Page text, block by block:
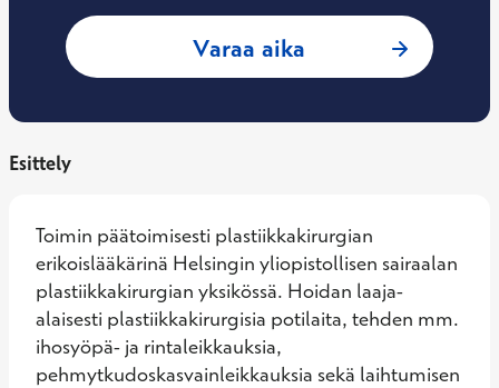
Varaa aika : Juho Salo,
Esittely
Toimin päätoimisesti plastiikkakirurgian
erikoislääkärinä Helsingin yliopistollisen sairaalan
plastiikkakirurgian yksikössä. Hoidan laaja-
alaisesti plastiikkakirurgisia potilaita, tehden mm.
ihosyöpä- ja rintaleikkauksia,
pehmytkudoskasvainleikkauksia sekä laihtumisen